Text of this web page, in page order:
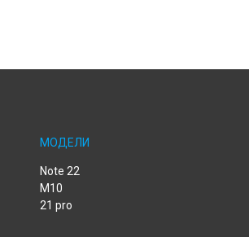
МОДЕЛИ
Note 22
M10
21 pro